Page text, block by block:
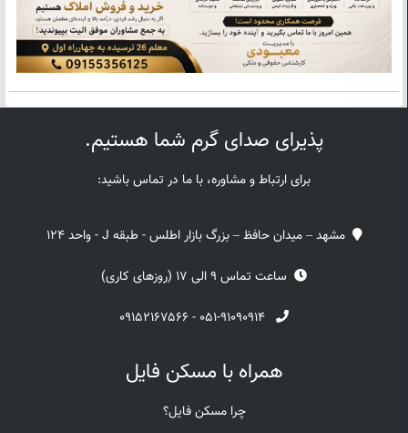
پذیرای صدای گرم شما هستیم.
برای ارتباط و مشاوره، با ما در تماس باشید:
مشهد – میدان حافظ – بزرگ بازار اطلس - طبقه J - واحد 124
ساعت تماس 9 الی 17 (روزهای کاری)
۰۵۱-۹۱۰۹۰۹۱۴ - ۰۹۱۵۲۱۶۷۵۶۶
همراه با مسکن فایل
چرا مسکن فایل؟